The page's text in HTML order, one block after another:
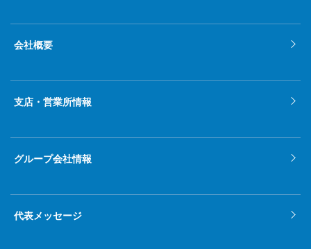
会社概要
支店・営業所情報
グループ会社情報
代表メッセージ